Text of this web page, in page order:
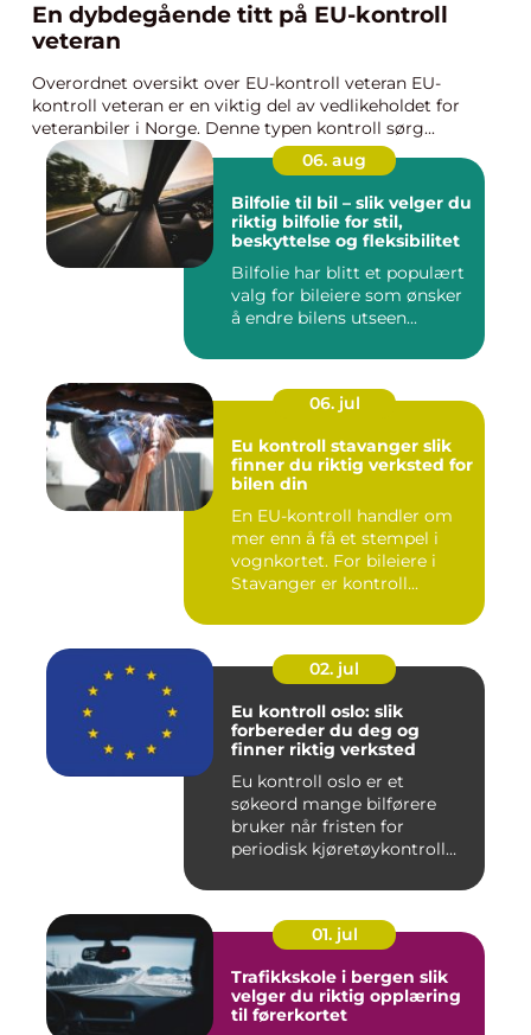
En dybdegående titt på EU-kontroll
veteran
Overordnet oversikt over EU-kontroll veteran EU-
kontroll veteran er en viktig del av vedlikeholdet for
veteranbiler i Norge. Denne typen kontroll sørg...
06. aug
Bilfolie til bil – slik velger du
riktig bilfolie for stil,
beskyttelse og fleksibilitet
Bilfolie har blitt et populært
valg for bileiere som ønsker
å endre bilens utseen...
06. jul
Eu kontroll stavanger slik
finner du riktig verksted for
bilen din
En EU-kontroll handler om
mer enn å få et stempel i
vognkortet. For bileiere i
Stavanger er kontroll...
02. jul
Eu kontroll oslo: slik
forbereder du deg og
finner riktig verksted
Eu kontroll oslo er et
søkeord mange bilførere
bruker når fristen for
periodisk kjøretøykontroll
01. jul
Trafikkskole i bergen slik
velger du riktig opplæring
til førerkortet